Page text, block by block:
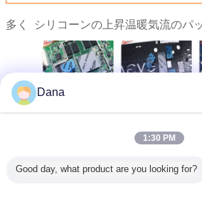
多く シリコーンの上昇温暖気流のパ
び産業
のため
ル パッ
ーマルパッド
伝導率13.0Wグレ
ルパッド
Dana
1:30 PM
Good day, what product are you looking for?